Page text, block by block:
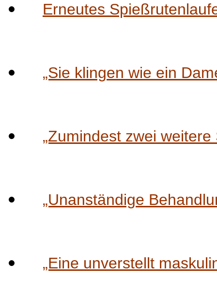
Erneutes
„Sie klingen wie ein
„Zumindest zwei weitere
„Unanständige
„Eine unverstellt